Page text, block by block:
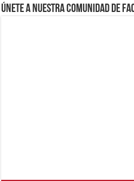
Únete a nuestra comunidad de